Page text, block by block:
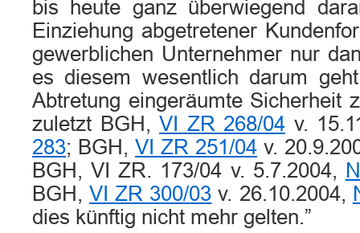
bis heute ganz überwiegend
Einziehung abgetretener
gewerblichen Unternehmer nur
es diesem wesentlich darum
Abtretung eingeräumte Sicherheit
zuletzt BGH, VI ZR 268/04 v.
283; BGH, VI ZR 251/04 v.
BGH, VI ZR. 173/04 v. 5.7.2004,
BGH,VI ZR 300/03 v. 26.10.2004,
dies künftig nicht mehr gelten.”